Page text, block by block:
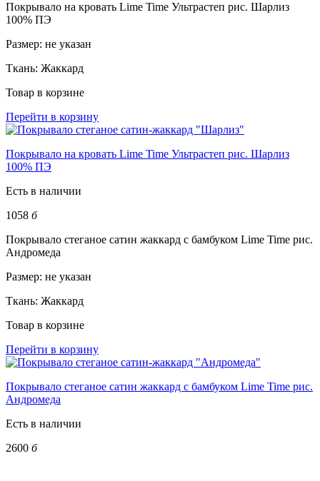
Покрывало на кровать Lime Time Ультрастеп рис. Шарлиз
100% ПЭ
Размер: не указан
Ткань: Жаккард
Товар в корзине
Перейти в корзину
Покрывало на кровать Lime Time Ультрастеп рис. Шарлиз
100% ПЭ
Есть в наличии
1058 б
Покрывало стеганое сатин жаккард с бамбуком Lime Time рис.
Андромеда
Размер: не указан
Ткань: Жаккард
Товар в корзине
Перейти в корзину
Покрывало стеганое сатин жаккард с бамбуком Lime Time рис.
Андромеда
Есть в наличии
2600 б